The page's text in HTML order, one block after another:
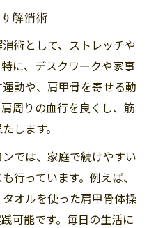
解消術
術として、ストレッチや
に、デスクワークや家事
動や、肩甲骨を寄せる動
周りの血行を良くし、筋
します。
では、家庭で続けやすい
行っています。例えば、
オルを使った肩甲骨体操
可能です。毎日の生活に